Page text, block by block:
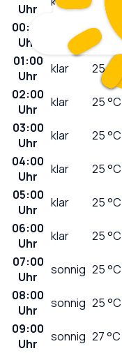
Uhr
00:00
Uhr
26 °C
01:00
Uhr
klar 25°C
02:00
Uhr
klar 25°C
03:00
Uhr
klar 25°C
04:00
Uhr
klar 25°C
05:00
Uhr
klar 25°C
06:00
Uhr
klar 25°C
07:00
Uhr
sonnig 25°C
08:00
Uhr
sonnig 25°C
09:00
Uhr
sonnig 27°C